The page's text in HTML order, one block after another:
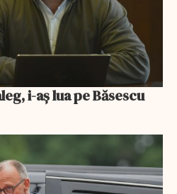
i-aș lua pe Băsescu